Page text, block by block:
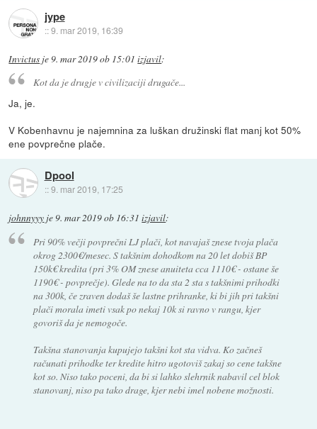
jype
::9. mar 2019, 16:39
Invictus je 9. mar 2019 ob 15:01 izjavil:
Kot da je drugje v civilizaciji drugače...
Ja, je.
V Kobenhavnu je najemnina za luškan družinski flat manj kot 50%
ene povprečne plače.
Dpool
::9. mar 2019, 17:25
johnnyyy je9. mar 2019 ob 16:31 izjavil:
Pri 90% večji povprečni LJ plači, kot navajaš znese tvoja plača
okrog 2300€/mesec. S takšnim dohodkom na 20 let dobiš BP
150k€ kredita (pri 3% OM znese anuiteta cca 1110€ - ostane še
1190€ - povprečje). Glede na to da sta 2 sta s takšnimi prihodki
na 300k, če zraven dodaš še lastne prihranke, ki bi jih pri takšni
plači morala imeti vsak po nekaj 10k si ravno v rangu, kjer
govoriš da je nemogoče.
Takšna stanovanja kupujejo takšni kot sta vidva. Ko začneš
računati prihodke ter kredite hitro ugotoviš zakaj so cene takšne
kot so. Niso tako poceni, da bi si lahko slehrnik nabavil cel blok
stanovanj, niso pa tako drage, kjer nebi imel nobene možnosti.